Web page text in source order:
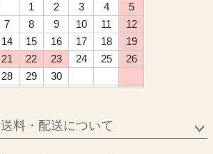
1
2 3 4
5
7 8 9 10 11
12
14 15 16 17 18
19
21 22 23 24 25
26
28 29
30
送料・配送について